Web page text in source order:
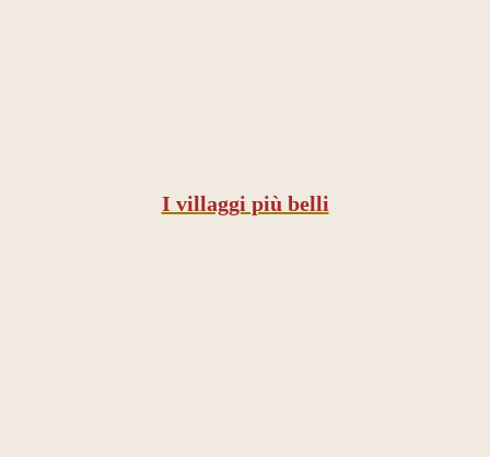
I villaggi più belli